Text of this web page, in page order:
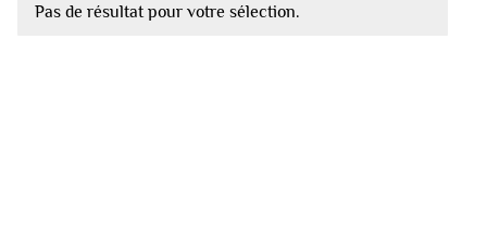
Pas de résultat pour votre sélection.